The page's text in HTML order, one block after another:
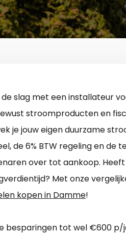
slag met een installateur
stroomproducten en
je jouw eigen duurzame
de 6% BTW regeling en
over tot aankoop.
Met onze
kopen in Damme!
besparingen tot wel €600 p/